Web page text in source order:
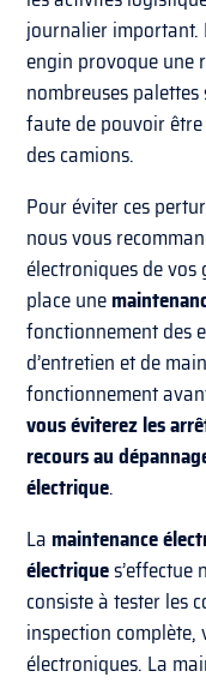
journalier important.
engin provoque une
nombreuses
faute de pouvoir
des camions.
Pour éviter ces
nous vous
électroniques de
place une
fonctionnement des
d’entretien et de
fonctionnement
vous éviterez les
recours au
électrique.
La maintenance
électriques’effectue
consiste à tester les
inspection complète,
électroniques. La